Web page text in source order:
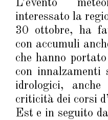
L’evento
interessato la
30 ottobre, ha
con accumuli
che hanno
con
idrologici,
criticità dei corsi
Est e in seguito